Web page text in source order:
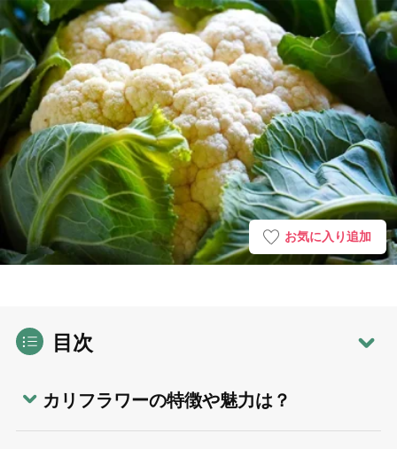
お気に入り追加
目次
カリフラワーの特徴や魅力は？